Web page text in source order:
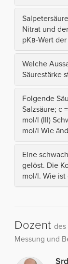
Nitrat und
pKв-Wert
Welche
Säurestärke
Folgende
Salzsäure; c
mol/l (III)
mol/l Wie
Eine
gelöst. Die
mol/l. Wie ist
Dozent des
Messung und